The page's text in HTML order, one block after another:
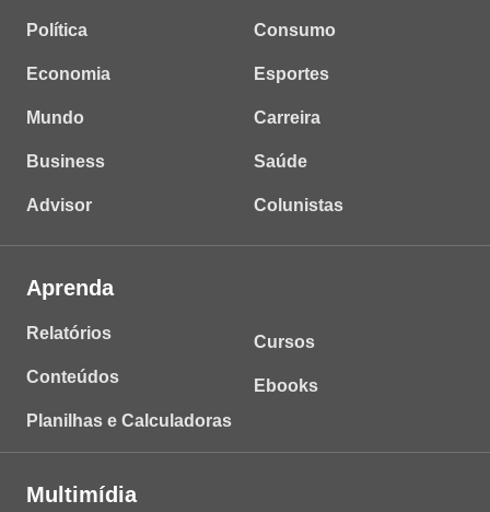
Política
Economia
Mundo
Business
Advisor
Consumo
Esportes
Carreira
Saúde
Colunistas
Aprenda
Relatórios
Conteúdos
Planilhas e Calculadoras
Cursos
Ebooks
Multimídia